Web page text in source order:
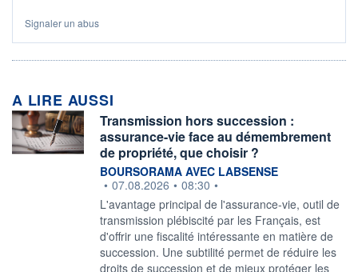
Signaler un abus
A LIRE AUSSI
Transmission hors succession :
assurance-vie face au démembrement
de propriété, que choisir ?
information fournie par
BOURSORAMA AVEC LABSENSE
• 07.08.2026 • 08:30 •
L'avantage principal de l'assurance-vie, outil de
transmission plébiscité par les Français, est
d'offrir une fiscalité intéressante en matière de
succession. Une subtilité permet de réduire les
droits de succession et de mieux protéger les